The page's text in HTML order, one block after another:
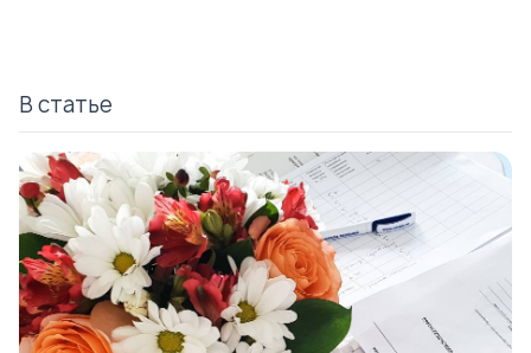
В статье